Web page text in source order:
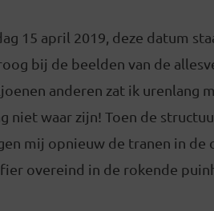
15 april 2019, deze datum
bij de beelden van de
anderen zat ik urenlang
niet waar zijn! Toen de
mij opnieuw de tranen in de
overeind in de rokende